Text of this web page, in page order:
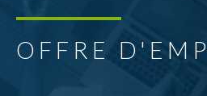
OFFRE